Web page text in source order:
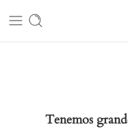
Tenemos